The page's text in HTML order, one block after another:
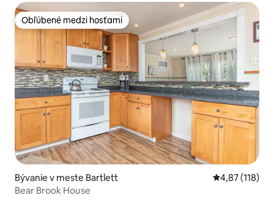
Obľúbené medzi hosťami
Obľúbené medzi hosťami
Bývanie v meste Bartlett Priemerné
4,87 (118)
Bear Brook House